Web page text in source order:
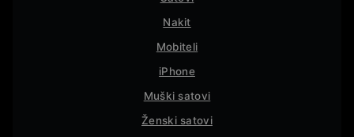
Nakit
Mobiteli
iPhone
Muški satovi
Ženski satovi